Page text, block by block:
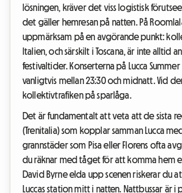
lösningen, kräver det viss logistisk
det gäller hemresan på natten. På
uppmärksam på en avgörande punkt:
Italien, och särskilt i Toscana, är inte alltid
festivaltider. Konserterna på Lucca Summer
vanligtvis mellan 23:30 och midnatt. Vid
kollektivtrafiken på sparlåga.
Det är fundamentalt att veta att de sista
(Trenitalia) som kopplar samman Lucca
grannstäder som Pisa eller Florens ofta
du räknar med tåget för att komma hem
David Byrne elda upp scenen riskerar du
Luccas station mitt i natten. Nattbussar är